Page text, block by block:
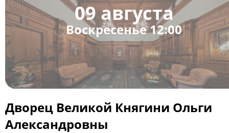
09 августа
Воскресенье 12:00
Дворец Великой Княгини Ольги
Александровны